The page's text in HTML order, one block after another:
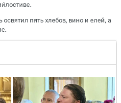
пять хлебов, вино и елей, а